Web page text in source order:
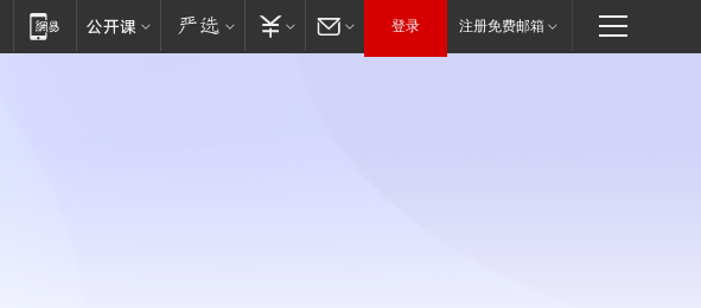
登录 注册免费邮箱